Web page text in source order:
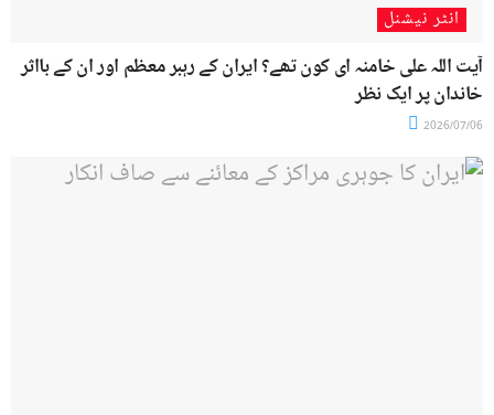
انٹر نیشنل
آیت اللہ علی خامنہ ای کون تھے؟ ایران کے رہبر معظم اور ان کے بااثر
خاندان پر ایک نظر
2026/07/06